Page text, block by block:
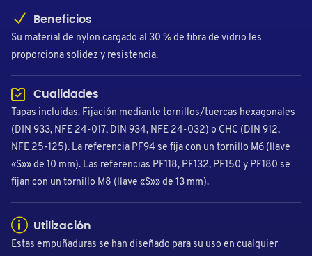
Beneficios
Su material de nylon cargado al 30 % de fibra de vidrio les
proporciona solidez y resistencia.
Cualidades
Tapas incluidas. Fijación mediante tornillos/tuercas hexagonales
(DIN 933, NFE 24-017, DIN 934, NFE 24-032) o CHC (DIN 912,
NFE 25-125). La referencia PF94 se fija con un tornillo M6 (llave
«S»» de 10 mm). Las referencias PF118, PF132, PF150 y PF180 se
fijan con un tornillo M8 (llave «S»» de 13 mm).
Utilización
Estas empuñaduras se han diseñado para su uso en cualquier